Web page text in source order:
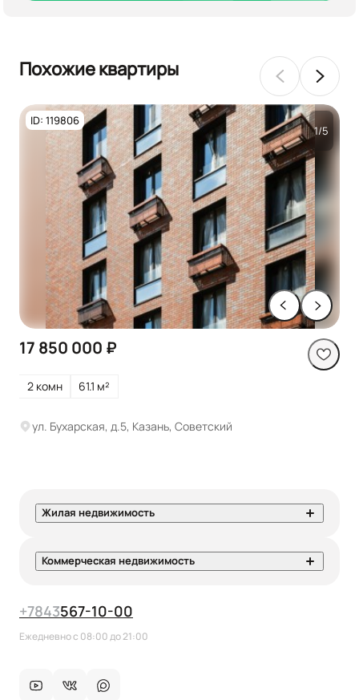
Похожие квартиры
ID: 119806
1/5
17 850 000 ₽
2 комн 61.1 м²
ул. Бухарская, д.5, Казань, Советский
Жилая недвижимость
Коммерческая недвижимость
+7843567-10-00
Ежедневно с 08:00 до 21:00